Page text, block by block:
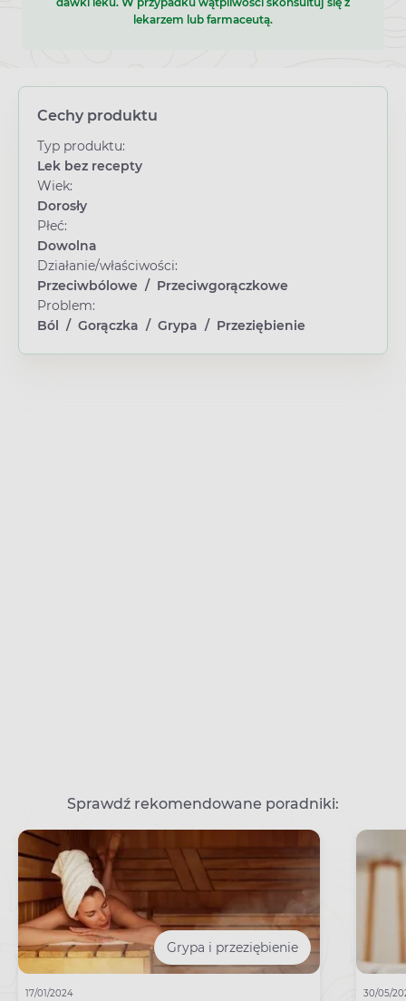
lekarzem lub farmaceutą.
Cechy produktu
Typ produktu:
Lek bez recepty
Wiek:
Dorosły
Płeć:
Dowolna
Działanie/właściwości:
Przeciwbólowe / Przeciwgorączkowe
Problem:
Ból / Gorączka / Grypa / Przeziębienie
Sprawdź rekomendowane poradniki:
Grypa i przeziębienie
17/01/2024 30/05/